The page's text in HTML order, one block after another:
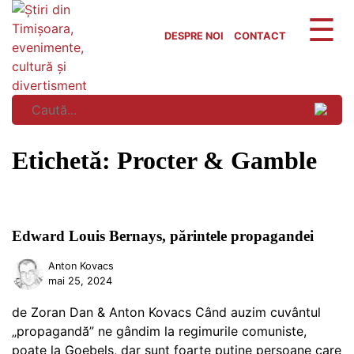
Skip
content
DESPRE NOI CONTACT
Etichetă: Procter & Gamble
Edward Louis Bernays, părintele propagandei
Anton Kovacs
mai 25, 2024
de Zoran Dan & Anton Kovacs Când auzim cuvântul
„propagandă” ne gândim la regimurile comuniste,
poate la Goebels, dar sunt foarte puține persoane care